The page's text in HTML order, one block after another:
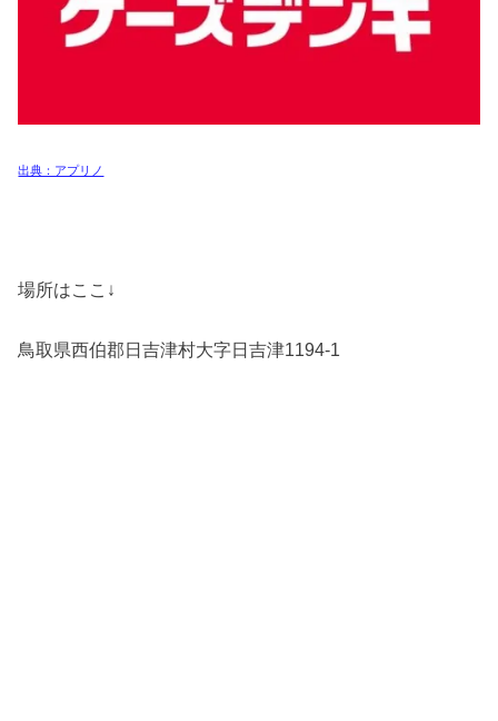
出典：アプリノ
場所はここ↓
鳥取県西伯郡日吉津村大字日吉津1194-1